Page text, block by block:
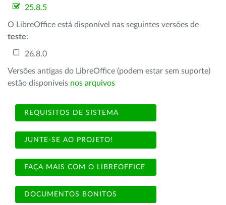
25.8.5
O LibreOffice está disponível nas seguintes versões de
teste:
26.8.0
Versões antigas do LibreOffice (podem estar sem suporte)
estão disponíveis nos arquivos
REQUISITOS DE SISTEMA
JUNTE-SE AO PROJETO!
FAÇA MAIS COM O LIBREOFFICE
DOCUMENTOS BONITOS